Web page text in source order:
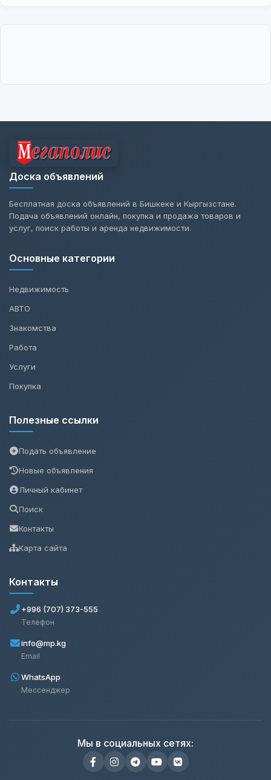
Доска объявлений
Бесплатная доска объявлений в Бишкеке и Кыргызстане.
Подача объявлений онлайн, покупка и продажа товаров и
услуг, поиск работы и аренда недвижимости.
Основные категории
Недвижимость
АВТО
Знакомства
Работа
Услуги
Покупка
Полезные ссылки
Подать объявление
Новые объявления
Личный кабинет
Поиск
Контакты
Карта сайта
Контакты
+996 (707) 373-555
Телефон
info@mp.kg
Email
WhatsApp
Мессенджер
Мы в социальных сетях: